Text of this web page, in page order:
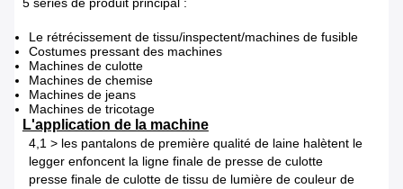
5 séries de produit principal :
Le rétrécissement de tissu/inspectent/machines de fusible
Costumes pressant des machines
Machines de culotte
Machines de chemise
Machines de jeans
Machines de tricotage
L'application de la machine
4,1 > les pantalons de première qualité de laine halètent le
legger enfoncent la ligne finale de presse de culotte
presse finale de culotte de tissu de lumière de couleur de